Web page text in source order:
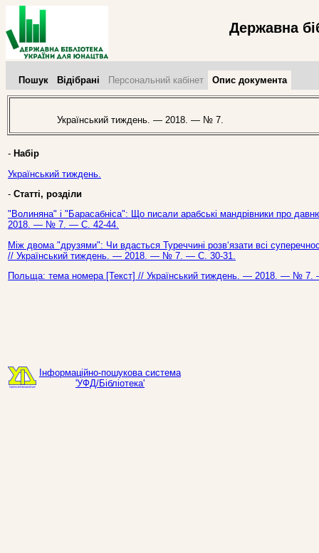
Державна
Пошук Відібрані Персональний кабінет Опис документа
Український тиждень. — 2018. — № 7.
- Набір
Український тиждень.
- Статті, розділи
"Волиняна" і "Барасабніса": Що писали арабські мандрівники про
2018. — № 7. — С. 42-44.
Між двома "друзями": Чи вдасться Туреччині розв‘язати всі
// Український тиждень. — 2018. — № 7. — С. 30-31.
Польща: тема номера [Текст] // Український тиждень. — 2018. — №
Інформаційно-пошукова система
'УФД/Бібліотека'